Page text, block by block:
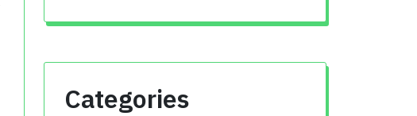
Categories